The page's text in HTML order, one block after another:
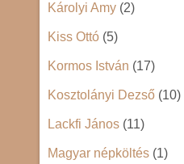
Károlyi Amy (2)
Kiss Ottó (5)
Kormos István (17)
Kosztolányi Dezső (10)
Lackfi János (11)
Magyar népköltés (1)